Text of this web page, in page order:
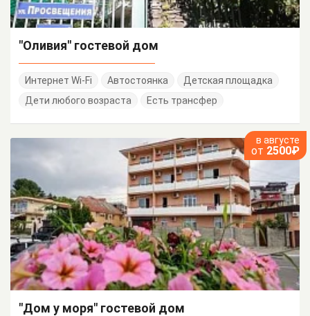
"Оливия" гостевой дом
Интернет Wi-Fi Автостоянка
Детская площадка
Дети любого возраста
Есть трансфер
в августе
от 2500₽
"Дом у моря" гостевой дом